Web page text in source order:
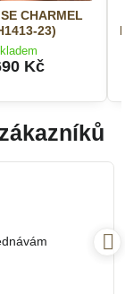
CHARMEL
23)
Kč